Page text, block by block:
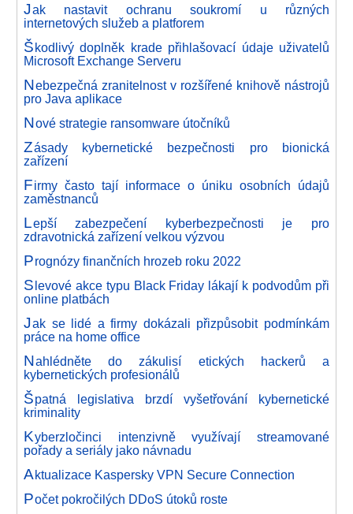
Jak nastavit ochranu soukromí u různých
internetových služeb a platforem
Škodlivý doplněk krade přihlašovací údaje uživatelů
Microsoft Exchange Serveru
Nebezpečná zranitelnost v rozšířené knihově nástrojů
pro Java aplikace
Nové strategie ransomware útočníků
Zásady kybernetické bezpečnosti pro bionická
zařízení
Firmy často tají informace o úniku osobních údajů
zaměstnanců
Lepší zabezpečení kyberbezpečnosti je pro
zdravotnická zařízení velkou výzvou
Prognózy finančních hrozeb roku 2022
Slevové akce typu Black Friday lákají k podvodům při
online platbách
Jak se lidé a firmy dokázali přizpůsobit podmínkám
práce na home office
Nahlédněte do zákulisí etických hackerů a
kybernetických profesionálů
Špatná legislativa brzdí vyšetřování kybernetické
kriminality
Kyberzločinci intenzivně využívají streamované
pořady a seriály jako návnadu
Aktualizace Kaspersky VPN Secure Connection
Počet pokročilých DDoS útoků roste